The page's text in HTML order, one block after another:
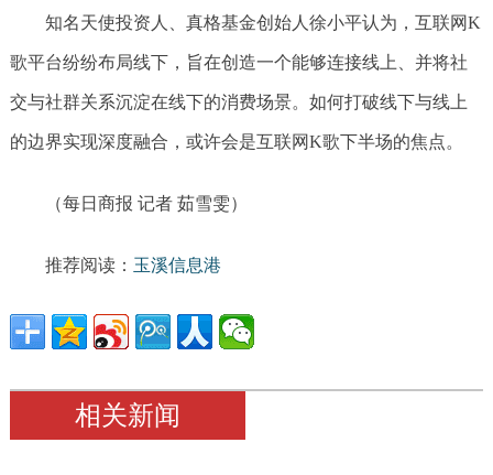
知名天使投资人、真格基金创始人徐小平认为，互联网K
歌平台纷纷布局线下，旨在创造一个能够连接线上、并将社
交与社群关系沉淀在线下的消费场景。如何打破线下与线上
的边界实现深度融合，或许会是互联网K歌下半场的焦点。
（每日商报 记者 茹雪雯）
推荐阅读： 玉溪信息港
相关新闻